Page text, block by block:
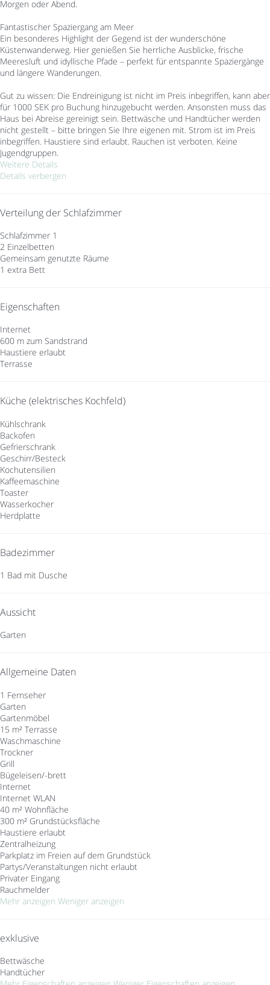
Morgen oder Abend.
Fantastischer Spaziergang am Meer
Ein besonderes Highlight der Gegend ist der wunderschöne
Küstenwanderweg. Hier genießen Sie herrliche Ausblicke, frische
Meeresluft und idyllische Pfade – perfekt für entspannte Spaziergänge
und längere Wanderungen.
Gut zu wissen: Die Endreinigung ist nicht im Preis inbegriffen, kann aber
für 1000 SEK pro Buchung hinzugebucht werden. Ansonsten muss das
Haus bei Abreise gereinigt sein. Bettwäsche und Handtücher werden
nicht gestellt – bitte bringen Sie Ihre eigenen mit. Strom ist im Preis
inbegriffen. Haustiere sind erlaubt. Rauchen ist verboten. Keine
Jugendgruppen.
Weitere Details
Details verbergen
Verteilung der Schlafzimmer
Schlafzimmer 1
2 Einzelbetten
Gemeinsam genutzte Räume
1 extra Bett
Eigenschaften
Internet
600 m zum Sandstrand
Haustiere erlaubt
Terrasse
Küche (elektrisches Kochfeld)
Kühlschrank
Backofen
Gefrierschrank
Geschirr/Besteck
Kochutensilien
Kaffeemaschine
Toaster
Wasserkocher
Herdplatte
Badezimmer
1 Bad mit Dusche
Aussicht
Garten
Allgemeine Daten
1 Fernseher
Garten
Gartenmöbel
15 m² Terrasse
Waschmaschine
Trockner
Grill
Bügeleisen/-brett
Internet
Internet WLAN
40 m² Wohnfläche
300 m² Grundstücksfläche
Haustiere erlaubt
Zentralheizung
Parkplatz im Freien auf dem Grundstück
Partys/Veranstaltungen nicht erlaubt
Privater Eingang
Rauchmelder
Mehr anzeigen Weniger anzeigen
exklusive
Bettwäsche
Handtücher